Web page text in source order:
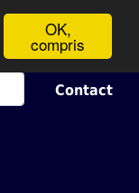
OK,
compris
Contact